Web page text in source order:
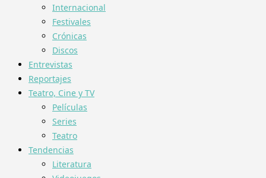
Internacional
Festivales
Crónicas
Discos
Entrevistas
Reportajes
Teatro, Cine y TV
Películas
Series
Teatro
Tendencias
Literatura